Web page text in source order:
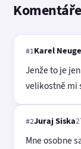
Komentáře
#1Karel
Jenže to je
velikostně mi
#2Juraj Siska
Mne osobne